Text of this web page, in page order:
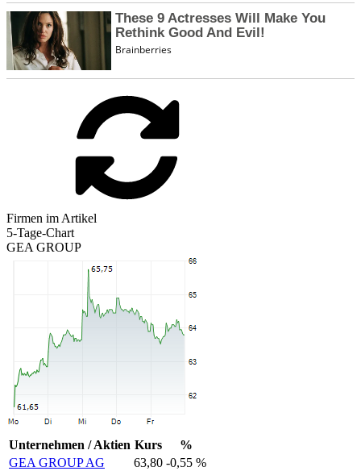
Firmen im Artikel
5-Tage-Chart
GEA GROUP
Unternehmen / Aktien Kurs
%
GEA GROUP AG
63,80 -0,55 %